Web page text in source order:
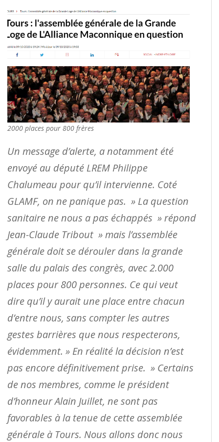
2000 places pour 800 frères
Un message d’alerte, a notamment été
envoyé au député LREM Philippe
Chalumeau pour qu’il intervienne. Coté
GLAMF, on ne panique pas. » La question
sanitaire ne nous a pas échappés » répond
Jean-Claude Tribout » mais l’assemblée
générale doit se dérouler dans la grande
salle du palais des congrès, avec 2.000
places pour 800 personnes. Ce qui veut
dire qu’il y aurait une place entre chacun
d’entre nous, sans compter les autres
gestes barrières que nous respecterons,
évidemment. » En réalité la décision n’est
pas encore définitivement prise. » Certains
de nos membres, comme le président
d’honneur Alain Juillet, ne sont pas
favorables à la tenue de cette assemblée
générale à Tours. Nous allons donc nous